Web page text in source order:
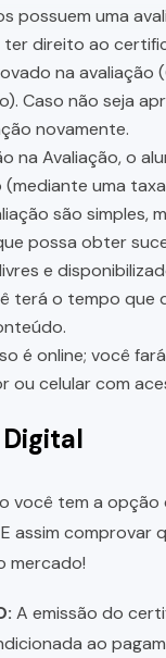
possuem uma
ter direito ao
na avaliação
Caso não seja
novamente.
na Avaliação, o
uma
são simples,
possa obter
e
terá o tempo que
é online; você
ou celular com
você tem a opção
assim comprovar
mercado!
A emissão do
ao